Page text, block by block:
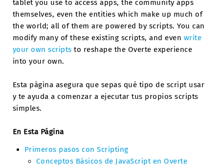
tablet you use to access apps, the community apps
themselves, even the entities which make up much of
the world; all of them are powered by scripts. You can
modify many of these existing scripts, and even write
your own scripts to reshape the Overte experience
into your own.
Esta página asegura que sepas qué tipo de script usar
y te ayuda a comenzar a ejecutar tus propios scripts
simples.
En Esta Página
Primeros pasos con Scripting
Conceptos Básicos de JavaScript en Overte